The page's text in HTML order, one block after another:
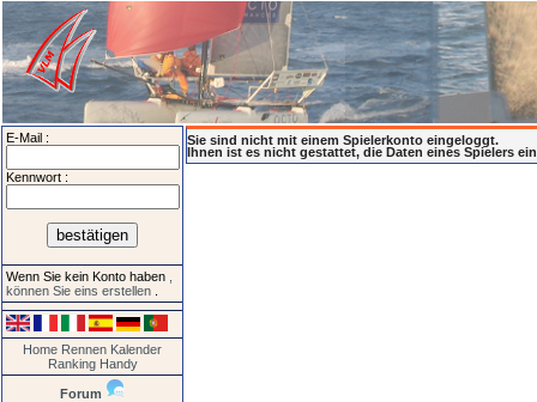
E-Mail :
Kennwort :
Wenn Sie kein Konto haben
können Sie eins erstellen
Home Rennen Kalender
Ranking Handy
Forum
Sie sind nicht mit einem Spielerkonto eingeloggt.
Ihnen ist es nicht gestattet, die Daten eines Spielers